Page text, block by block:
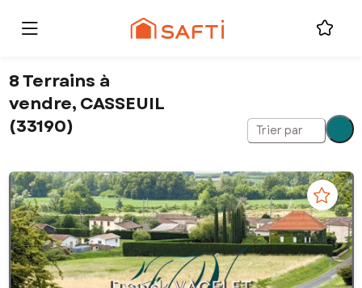
8 Terrains à
vendre, CASSEUIL
(33190)
Trier par